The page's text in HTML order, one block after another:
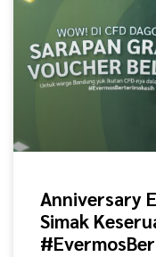
Anniversary
Simak